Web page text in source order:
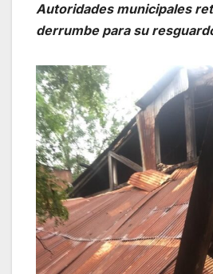
Autoridades municipales
derrumbe para su